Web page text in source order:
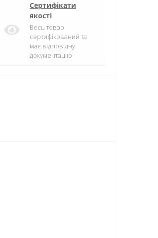
Сертифікати
якості
Весь товар
сертифікований та
має відповідну
документацію